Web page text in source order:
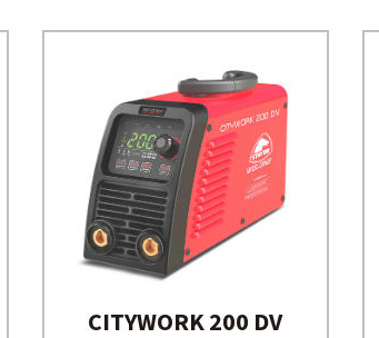
CITYWORK 200 DV